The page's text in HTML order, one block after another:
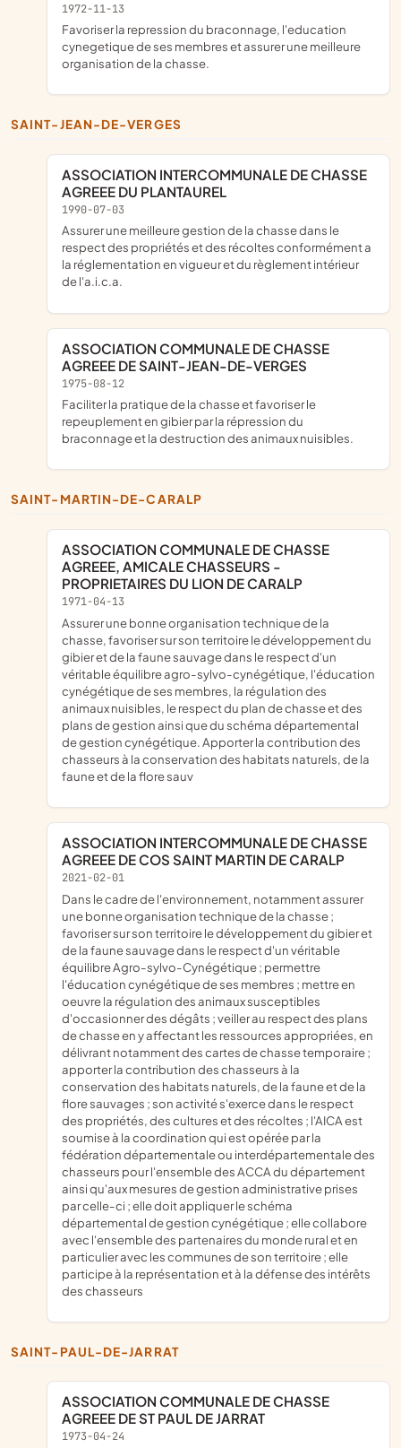
1972-11-13
Favoriser la repression du braconnage, l'education
cynegetique de ses membres et assurer une meilleure
organisation de la chasse.
SAINT-JEAN-DE-VERGES
ASSOCIATION INTERCOMMUNALE DE CHASSE
AGREEE DU PLANTAUREL
1990-07-03
assurer une meilleure gestion de la chasse dans le
respect des propriétés et des récoltes conformément a
la réglementation en vigueur et du règlement intérieur
de l'a.i.c.a.
ASSOCIATION COMMUNALE DE CHASSE
AGREEE DE SAINT-JEAN-DE-VERGES
1975-08-12
faciliter la pratique de la chasse et favoriser le
repeuplement en gibier par la répression du
braconnage et la destruction des animaux nuisibles.
SAINT-MARTIN-DE-CARALP
ASSOCIATION COMMUNALE DE CHASSE
AGREEE, AMICALE CHASSEURS -
PROPRIETAIRES DU LION DE CARALP
1971-04-13
Assurer une bonne organisation technique de la
chasse, favoriser sur son territoire le développement du
gibier et de la faune sauvage dans le respect d'un
véritable équilibre agro-sylvo-cynégétique, l'éducation
cynégétique de ses membres, la régulation des
animaux nuisibles, le respect du plan de chasse et des
plans de gestion ainsi que du schéma départemental
de gestion cynégétique. Apporter la contribution des
chasseurs à la conservation des habitats naturels, de la
faune et de la flore sauv
ASSOCIATION INTERCOMMUNALE DE CHASSE
AGREEE DE COS SAINT MARTIN DE CARALP
2021-02-01
dans le cadre de l'environnement, notamment assurer
une bonne organisation technique de la chasse ;
favoriser sur son territoire le développement du gibier et
de la faune sauvage dans le respect d'un véritable
équilibre Agro-sylvo-Cynégétique ; permettre
l'éducation cynégétique de ses membres ; mettre en
oeuvre la régulation des animaux susceptibles
d'occasionner des dégâts ; veiller au respect des plans
de chasse en y affectant les ressources appropriées, en
délivrant notamment des cartes de chasse temporaire ;
apporter la contribution des chasseurs à la
conservation des habitats naturels, de la faune et de la
flore sauvages ; son activité s'exerce dans le respect
des propriétés, des cultures et des récoltes ; l'AICA est
soumise à la coordination qui est opérée par la
fédération départementale ou interdépartementale des
chasseurs pour l'ensemble des ACCA du département
ainsi qu'aux mesures de gestion administrative prises
par celle-ci ; elle doit appliquer le schéma
départemental de gestion cynégétique ; elle collabore
avec l'ensemble des partenaires du monde rural et en
particulier avec les communes de son territoire ; elle
participe à la représentation et à la défense des intérêts
des chasseurs
SAINT-PAUL-DE-JARRAT
ASSOCIATION COMMUNALE DE CHASSE
AGREEE DE ST PAUL DE JARRAT
1973-04-24